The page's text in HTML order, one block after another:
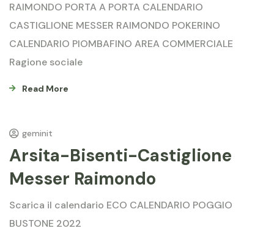
RAIMONDO PORTA A PORTA CALENDARIO
CASTIGLIONE MESSER RAIMONDO POKERINO
CALENDARIO PIOMBAFINO AREA COMMERCIALE
Ragione sociale
Read More
geminit
Arsita-Bisenti-Castiglione
Messer Raimondo
Scarica il calendario ECO CALENDARIO POGGIO
BUSTONE 2022